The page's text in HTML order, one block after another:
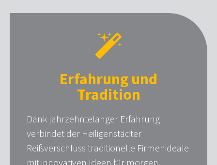
Erfahrung und
Tradition
Dank jahrzehntelanger Erfahrung
verbindet der Heiligenstädter
Reißverschluss traditionelle Firmenideale
mit innovativen Ideen für morgen.